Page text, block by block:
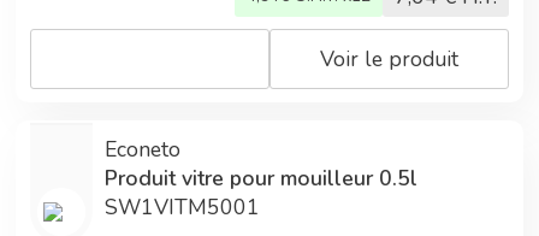
Voir le produit
Econeto
Produit vitre pour mouilleur 0.5l
SW1VITM5001